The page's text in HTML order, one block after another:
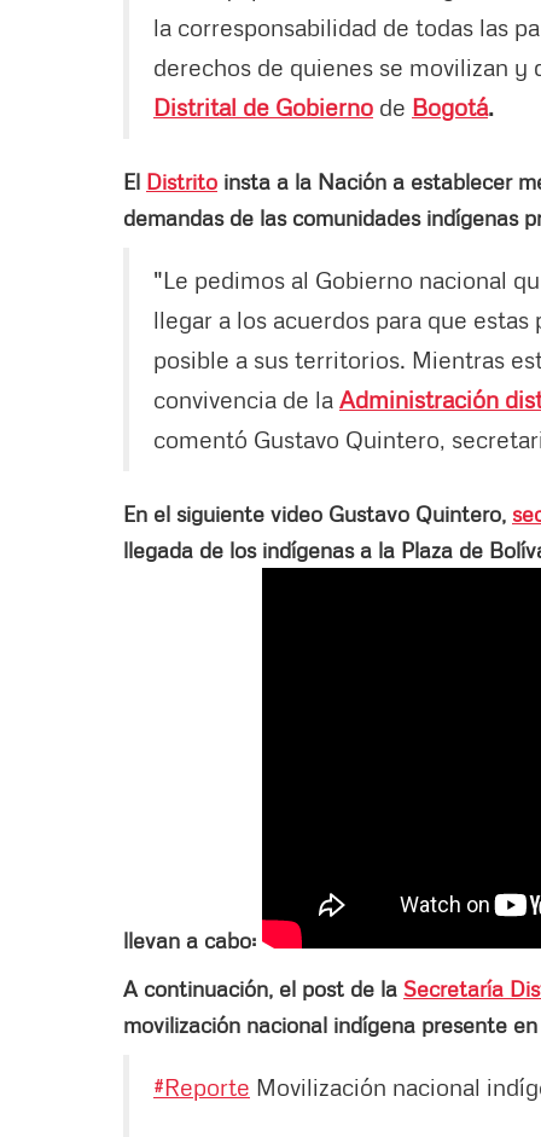
la corresponsabilidad de todas las
derechos de quienes se movilizan
Distrital de Gobierno de Bogotá.
El Distrito insta a la Nación a establecer
demandas de las comunidades indígenas
"Le pedimos al Gobierno nacional
llegar a los acuerdos para que
posible a sus territorios. Mientras
convivencia de la Administración
comentó Gustavo Quintero,
En el siguiente video Gustavo Quintero,
llegada de los indígenas a la Plaza de
llevan a cabo:
A continuación, el post de la Secretaría
movilización nacional indígena presente
#Reporte Movilización nacional